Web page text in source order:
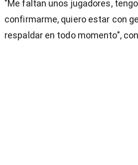
"Me faltan unos jugadores,
confirmarme, quiero estar con
respaldar en todo momento",